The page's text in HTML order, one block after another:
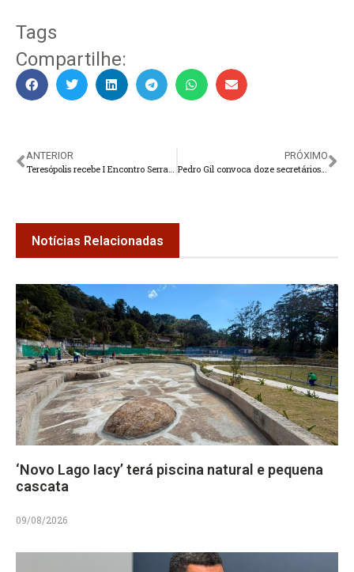
Tags
Compartilhe:
ANTERIOR
Teresópolis recebe I Encontro Serrano de Trauma
PRÓXIMO
Pedro Gil convoca doze secretários para gestão interina
Notícias Relacionadas
‘Novo Lago Iacy’ terá piscina natural e pequena
cascata
09/08/2026